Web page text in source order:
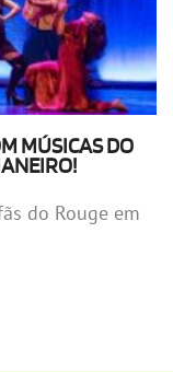
MÚSICAS DO
do Rouge em